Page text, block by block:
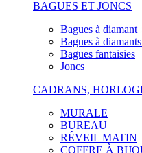
BAGUES ET JONCS
Bagues à diamant
Bagues à
Bagues fantaisies
Joncs
CADRANS,
MURALE
BUREAU
RÉVEIL MATIN
COFFRE À